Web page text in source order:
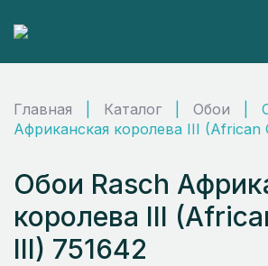
Главная Каталог Обои
Африканская королева III (African
Обои Rasch
королева III
III) 751642